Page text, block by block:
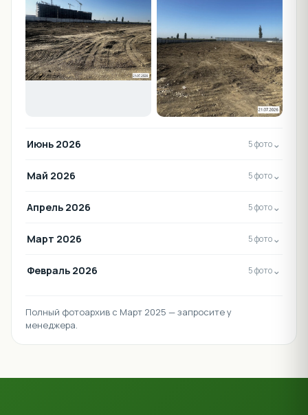
Июнь 2026 5 фото⌄
Май 2026 5 фото⌄
Апрель 2026 5 фото⌄
Март 2026 5 фото⌄
Февраль 2026 5 фото⌄
Полный фотоархив с Март 2025 — запросите у
менеджера.